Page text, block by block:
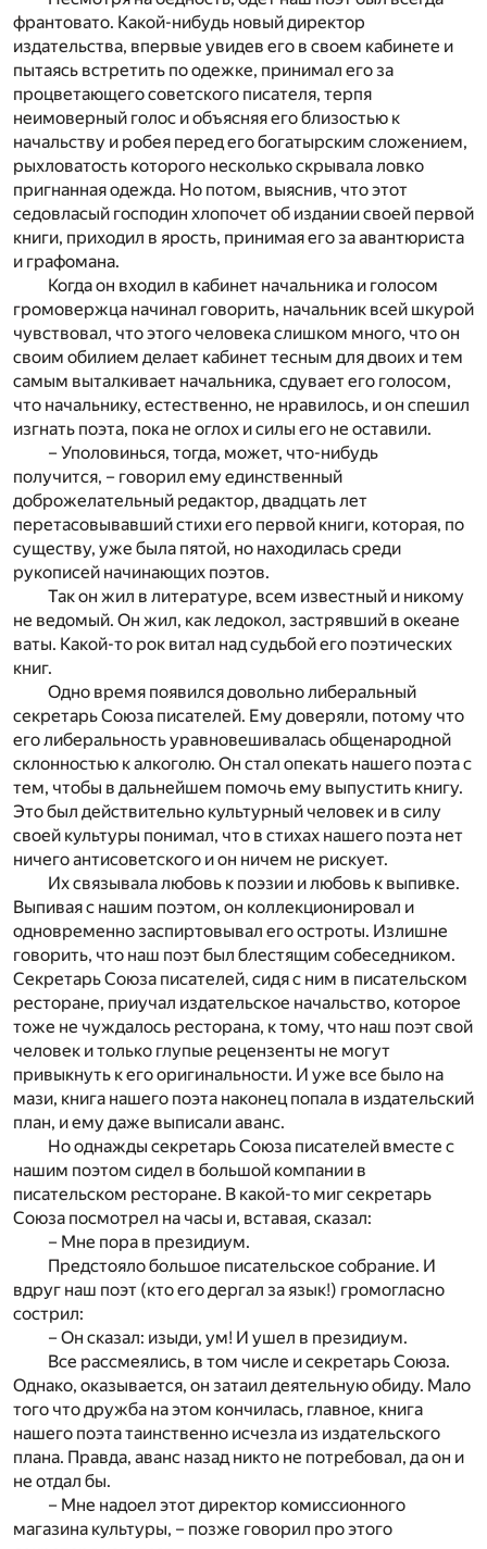
франтовато. Какой-нибудь новый директор
издательства, впервые увидев его в своем кабинете и
пытаясь встретить по одежке, принимал его за
процветающего советского писателя, терпя
неимоверный голос и объясняя его близостью к
начальству и робея перед его богатырским сложением,
рыхловатость которого несколько скрывала ловко
пригнанная одежда. Но потом, выяснив, что этот
седовласый господин хлопочет об издании своей первой
книги, приходил в ярость, принимая его за авантюриста
и графомана.
Когда он входил в кабинет начальника и голосом
громовержца начинал говорить, начальник всей шкурой
чувствовал, что этого человека слишком много, что он
своим обилием делает кабинет тесным для двоих и тем
самым выталкивает начальника, сдувает его голосом,
что начальнику, естественно, не нравилось, и он спешил
изгнать поэта, пока не оглох и силы его не оставили.
– Уполовинься, тогда, может, что-нибудь
получится, – говорил ему единственный
доброжелательный редактор, двадцать лет
перетасовывавший стихи его первой книги, которая, по
существу, уже была пятой, но находилась среди
рукописей начинающих поэтов.
Так он жил в литературе, всем известный и никому
не ведомый. Он жил, как ледокол, застрявший в океане
ваты. Какой-то рок витал над судьбой его поэтических
книг.
Одно время появился довольно либеральный
секретарь Союза писателей. Ему доверяли, потому что
его либеральность уравновешивалась общенародной
склонностью к алкоголю. Он стал опекать нашего поэта с
тем, чтобы в дальнейшем помочь ему выпустить книгу.
Это был действительно культурный человек и в силу
своей культуры понимал, что в стихах нашего поэта нет
ничего антисоветского и он ничем не рискует.
Их связывала любовь к поэзии и любовь к выпивке.
Выпивая с нашим поэтом, он коллекционировал и
одновременно заспиртовывал его остроты. Излишне
говорить, что наш поэт был блестящим собеседником.
Секретарь Союза писателей, сидя с ним в писательском
ресторане, приучал издательское начальство, которое
тоже не чуждалось ресторана, к тому, что наш поэт свой
человек и только глупые рецензенты не могут
привыкнуть к его оригинальности. И уже все было на
мази, книга нашего поэта наконец попала в издательский
план, и ему даже выписали аванс.
Но однажды секретарь Союза писателей вместе с
нашим поэтом сидел в большой компании в
писательском ресторане. В какой-то миг секретарь
Союза посмотрел на часы и, вставая, сказал:
– Мне пора в президиум.
Предстояло большое писательское собрание. И
вдруг наш поэт (кто его дергал за язык!) громогласно
сострил:
– Он сказал: изыди, ум! И ушел в президиум.
Все рассмеялись, в том числе и секретарь Союза.
Однако, оказывается, он затаил деятельную обиду. Мало
того что дружба на этом кончилась, главное, книга
нашего поэта таинственно исчезла из издательского
плана. Правда, аванс назад никто не потребовал, да он и
не отдал бы.
– Мне надоел этот директор комиссионного
магазина культуры, – позже говорил про этого